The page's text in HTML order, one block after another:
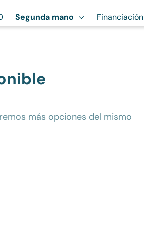
Segunda mano Financiación
más opciones del mismo